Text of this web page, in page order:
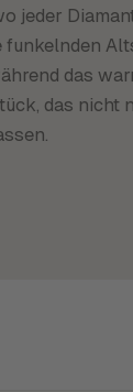
jeder
funkelnden
das
das